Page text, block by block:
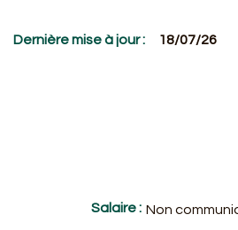
Dernière mise à jour : 18/07/26
Salaire : Non